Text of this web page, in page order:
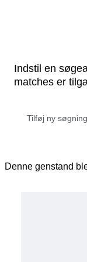
Indstil en
matches er
Denne genstand